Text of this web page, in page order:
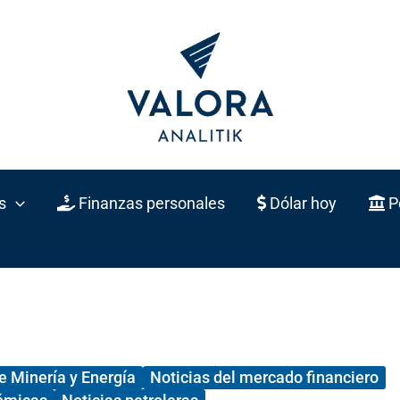
Finanzas personales Dólar hoy
Minería y Energía
Noticias del mercado financiero